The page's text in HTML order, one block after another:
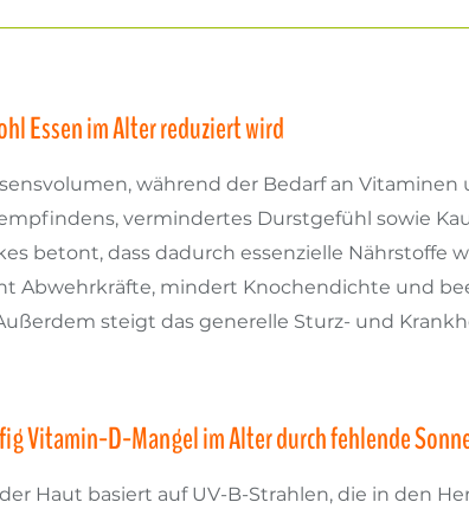
Essen im Alter reduziert wird
während der Bedarf an
vermindertes Durstgefühl sowie
betont, dass dadurch essenzielle Nährstoffe
Abwehrkräfte, mindert Knochendichte und
steigt das generelle Sturz- und
Vitamin-D-Mangel im Alter durch fehlende
Haut basiert auf UV-B-Strahlen, die in den